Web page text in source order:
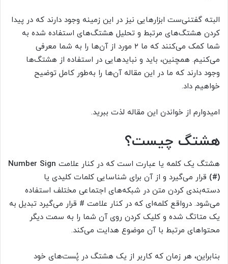
البته گفتنی‌ست ابزارهایی نیز در این زمینه وجود دارند که در پیدا
کردن هشتگ‌های مرتبط و تحلیل هشتگ‌های استفاده شده به
شما کمک می‌کنند که ما ۲ مورد از آن‌ها را به شما معرفی
می‌کنیم. همچنین، باید و نبایدهایی در استفاده از هشتگ‌ها
وجود دارند که ما در این مقاله آن‌ها را به‌طور کامل توضیح
خواهیم داد.
امیدوارم از خواندن این مقاله لذت ببرید.
هشتگ چیست؟
هشتگ یک کلمه یا عبارت است که در کنار علامت Number Sign
(#) قرار می‌گیرد و از آن برای شناسایی کلمات کلیدی یا
دسته‌بندی کردن متن در شبکه‌های اجتماعی مختلف استفاده
می‌شود. درواقع کلمه‌ای که در کنار علامت # قرار می‌گیرد تبدیل به
یک متاتگ شده و کلیک کردن روی آن شما را به سمت دیگر
محتواهای مرتبط با آن موضوع هدایت می‌کند.
بنابراین، هر زمان که کاربر از یک هشتگ در پُست‌های خود